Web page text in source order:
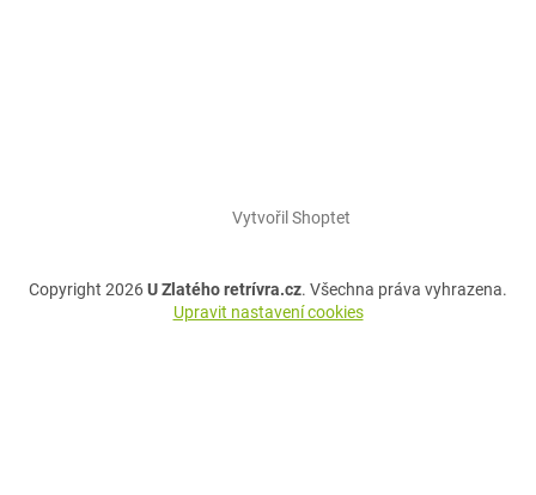
Vytvořil Shoptet
Copyright 2026U Zlatého retrívra.cz. Všechna práva vyhrazena.
Upravit nastavení cookies